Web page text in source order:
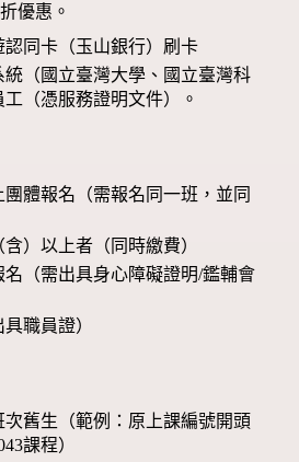
優惠。
認同卡（玉山銀行）刷卡
統（國立臺灣大學、國立臺灣科
（憑服務證明文件）。
團體報名（需報名同一班，並同
）以上者（同時繳費）
名（需出具身心障礙證明/鑑輔會
職員證）
舊生（範例：原上課編號開頭
課程）